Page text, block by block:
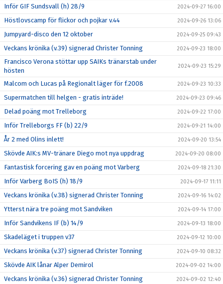
Inför GIF Sundsvall (h) 28/9 2024-09-27 16:00
Höstlovscamp för flickor och pojkar v.44 2024-09-26 13:06
Jumpyard-disco den 12 oktober 2024-09-25 09:43
Veckans krönika (v.39) signerad Christer Tonning 2024-09-23 18:00
Francisco Verona stöttar upp SAIKs tränarstab under
hösten
2024-09-23 15:29
Malcom och Lucas på Regionalt läger för f.2008 2024-09-23 10:33
Supermatchen till helgen - gratis inträde! 2024-09-23 09:46
Delad poäng mot Trelleborg 2024-09-22 17:00
Inför Trelleborgs FF (b) 22/9 2024-09-21 14:00
År 2 med Olins inlett! 2024-09-20 13:54
Skövde AIK:s MV-tränare Diego mot nya uppdrag 2024-09-20 08:00
Fantastisk forcering gav en poäng mot Varberg 2024-09-18 21:30
Inför Varberg BoIS (h) 18/9 2024-09-17 11:11
Veckans krönika (v.38) signerad Christer Tonning 2024-09-16 14:02
Ytterst nära tre poäng mot Sandviken 2024-09-14 17:00
Inför Sandvikens IF (b) 14/9 2024-09-13 18:00
Skadeläget i truppen v37 2024-09-12 10:00
Veckans krönika (v.37) signerad Christer Tonning 2024-09-10 08:32
Skövde AIK lånar Alper Demirol 2024-09-02 14:00
Veckans krönika (v.36) signerad Christer Tonning 2024-09-02 12:40